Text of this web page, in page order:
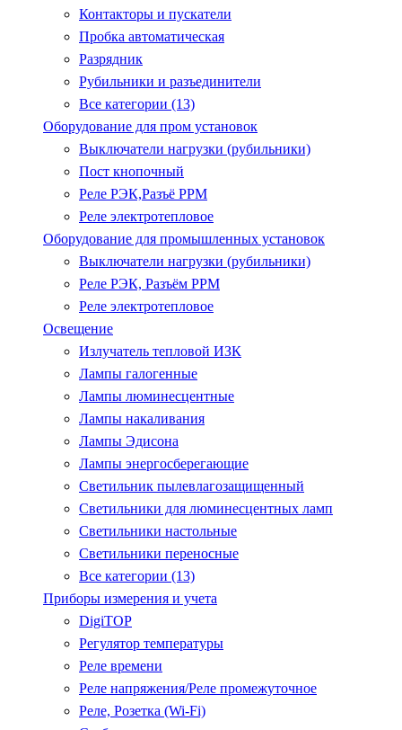
Контакторы и пускатели
Пробка автоматическая
Разрядник
Рубильники и разъединители
Все категории (13)
Оборудование для пром установок
Выключатели нагрузки (рубильники)
Пост кнопочный
Реле РЭК,Разъё РРМ
Реле электротепловое
Оборудование для промышленных установок
Выключатели нагрузки (рубильники)
Реле РЭК, Разъём РРМ
Реле электротепловое
Освещение
Излучатель тепловой ИЗК
Лампы галогенные
Лампы люминесцентные
Лампы накаливания
Лампы Эдисона
Лампы энергосберегающие
Светильник пылевлагозащищенный
Светильники для люминесцентных ламп
Светильники настольные
Светильники переносные
Все категории (13)
Приборы измерения и учета
DigiTOP
Регулятор температуры
Реле времени
Реле напряжения/Реле промежуточное
Реле, Розетка (Wi-Fi)